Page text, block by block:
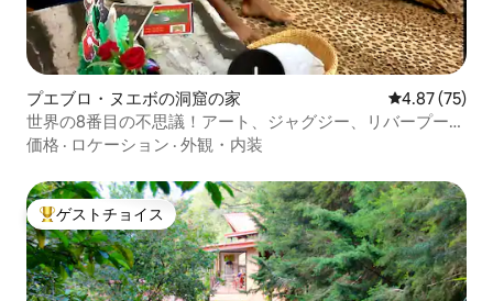
プエブロ・ヌエボの洞窟の家 レビュー75
4.87 (75)
世界の8番目の不思議！アート、ジャグジー、リバープール
を楽しもう
価格 · ロケーション · 外観・内装
大好評のゲストチョイスです。
ゲストチョイス